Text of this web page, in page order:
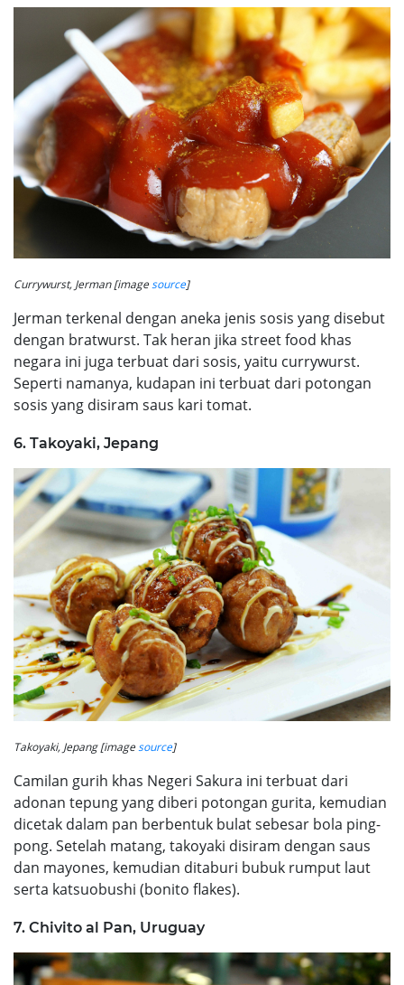
Currywurst, Jerman [imagesource]
Jerman terkenal dengan aneka jenis sosis yang disebut
dengan bratwurst. Tak heran jika street food khas
negara ini juga terbuat dari sosis, yaitu currywurst.
Seperti namanya, kudapan ini terbuat dari potongan
sosis yang disiram saus kari tomat.
6. Takoyaki, Jepang
Takoyaki, Jepang [imagesource]
Camilan gurih khas Negeri Sakura ini terbuat dari
adonan tepung yang diberi potongan gurita, kemudian
dicetak dalam pan berbentuk bulat sebesar bola ping-
pong. Setelah matang, takoyaki disiram dengan saus
dan mayones, kemudian ditaburi bubuk rumput laut
serta katsuobushi (bonito flakes).
7. Chivito al Pan, Uruguay